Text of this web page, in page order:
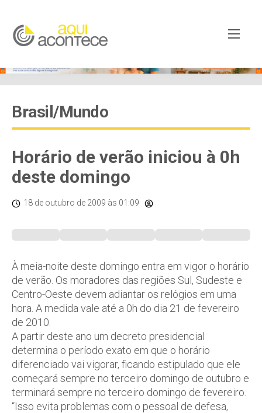
Brasil/Mundo
Horário de verão iniciou à 0h
deste domingo
18 de outubro de 2009 às 01:09
À meia-noite deste domingo entra em vigor o horário
de verão. Os moradores das regiões Sul, Sudeste e
Centro-Oeste devem adiantar os relógios em uma
hora. A medida vale até a 0h do dia 21 de fevereiro
de 2010.
A partir deste ano um decreto presidencial
determina o período exato em que o horário
diferenciado vai vigorar, ficando estipulado que ele
começará sempre no terceiro domingo de outubro e
terminará sempre no terceiro domingo de fevereiro.
“Isso evita problemas com o pessoal de defesa,